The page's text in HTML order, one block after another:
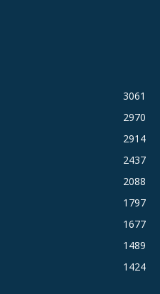
3061
2970
2914
2437
2088
1797
1677
1489
1424